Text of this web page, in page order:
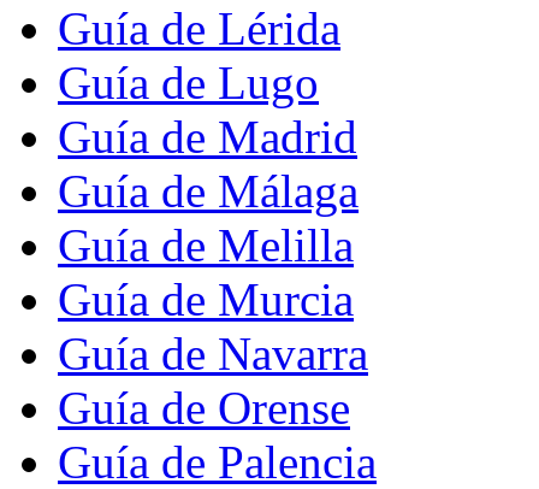
Guía de Lérida
Guía de Lugo
Guía de Madrid
Guía de Málaga
Guía de Melilla
Guía de Murcia
Guía de Navarra
Guía de Orense
Guía de Palencia